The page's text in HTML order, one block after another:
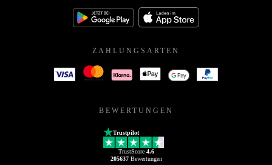
ZAHLUNGSARTEN
BEWERTUNGEN
Trustpilot
TrustScore 4.6
205637Bewertungen